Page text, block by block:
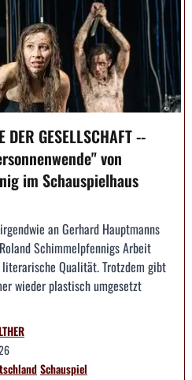
DER GESELLSCHAFT --
von
im Schauspielhaus
an Gerhard Hauptmanns
Schimmelpfennigs Arbeit
Qualität. Trotzdem gibt
wieder plastisch umgesetzt
Schauspiel